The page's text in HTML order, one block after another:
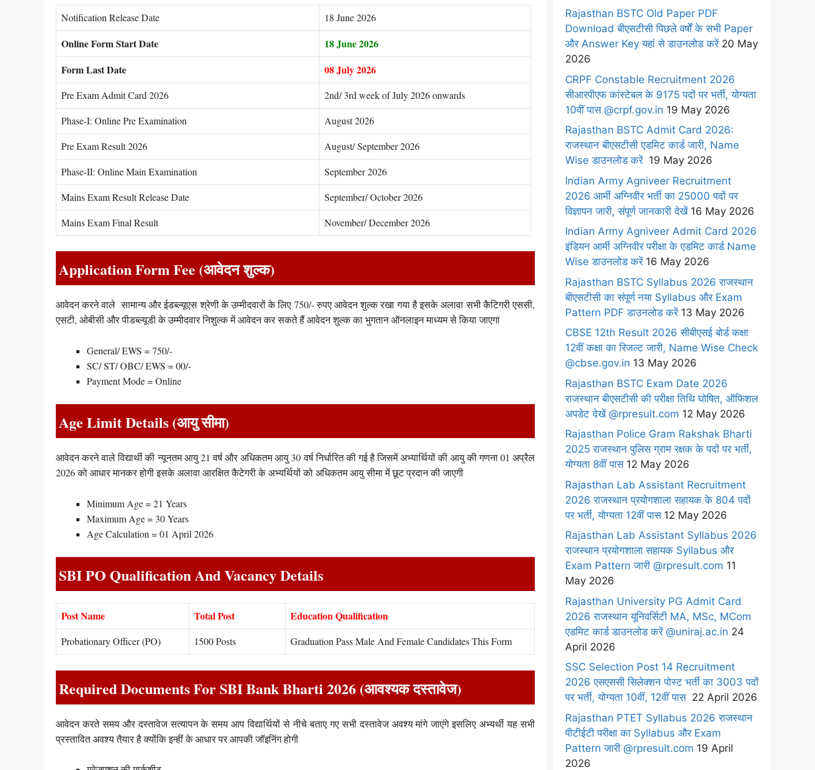
Notification Release Date 18 June 2026
Online Form Start Date
18 June 2026
Form Last Date
08 July 2026
Pre Exam Admit Card 2026
2nd/ 3rd week of July 2026 onwards
Phase-I: Online Pre Examination
August 2026
Pre Exam Result 2026
August/ September 2026
Phase-II: Online Main Examination
September 2026
Mains Exam Result Release Date
September/ October 2026
Mains Exam Final Result
November/ December 2026
Application Form Fee (आवेदन शुल्क)
आवेदन करने वाले सामान्य और ईडब्ल्यूएस श्रेणी के उम्मीदवारों के लिए 750/- रुपए आवेदन शुल्क रखा गया है इसके अलावा सभी कैटिगरी एससी,
एसटी, ओबीसी और पीडब्ल्यूडी के उम्मीदवार निशुल्क में आवेदन कर सकते हैं आवेदन शुल्क का भुगतान ऑनलाइन माध्यम से किया जाएगा
General/ EWS = 750/-
SC/ ST/ OBC/ EWS = 00/-
Payment Mode = Online
Age Limit Details (आयु सीमा)
आवेदन करने वाले विद्यार्थी की न्यूनतम आयु 21 वर्ष और अधिकतम आयु 30 वर्ष निर्धारित की गई है जिसमें अभ्यार्थियों की आयु की गणना 01 अप्रैल
2026 को आधार मानकर होगी इसके अलावा आरक्षित कैटेगरी के अभ्यर्थियों को अधिकतम आयु सीमा में छूट प्रदान की जाएगी
Minimum Age = 21 Years
Maximum Age = 30 Years
Age Calculation = 01 April 2026
SBI PO Qualification And Vacancy Details
Post Name Total Post Education Qualification
Probationary Officer (PO) 1500 Posts Graduation Pass Male And Female Candidates This Form
Required Documents For SBI Bank Bharti 2026 (आवश्यक दस्तावेज)
आवेदन करते समय और दस्तावेज सत्यापन के समय आप विद्यार्थियों से नीचे बताए गए सभी दस्तावेज अवश्य मांगे जाएंगे इसलिए अभ्यर्थी यह सभी
प्रस्तावित अवश्य तैयार है क्योंकि इन्हीं के आधार पर आपकी जॉइनिंग होगी
Rajasthan BSTC Old Paper PDF
Download बीएसटीसी पिछले वर्षों के सभी Paper
और Answer Key यहां से डाउनलोड करें20 May
2026
CRPF Constable Recruitment 2026
सीआरपीएफ कांस्टेबल के 9175 पदों पर भर्ती, योग्यता
10वीं पास @crpf.gov.in 19 May 2026
Rajasthan BSTC Admit Card 2026:
राजस्थान बीएसटीसी एडमिट कार्ड जारी, Name
Wise डाउनलोड करें 19 May 2026
Indian Army Agniveer Recruitment
2026 आर्मी अग्निवीर भर्ती का 25000 पदों पर
विज्ञापन जारी, संपूर्ण जानकारी देखें16 May 2026
Indian Army Agniveer Admit Card 2026
इंडियन आर्मी अग्निवीर परीक्षा के एडमिट कार्ड Name
Wise डाउनलोड करें16 May 2026
Rajasthan BSTC Syllabus 2026 राजस्थान
बीएसटीसी का संपूर्ण नया Syllabus और Exam
Pattern PDF डाउनलोड करें13 May 2026
CBSE 12th Result 2026 सीबीएसई बोर्ड कक्षा
12वीं कक्षा का रिजल्ट जारी, Name Wise Check
@cbse.gov.in 13 May 2026
Rajasthan BSTC Exam Date 2026
राजस्थान बीएसटीसी की परीक्षा तिथि घोषित, ऑफिशल
अपडेट देखें @rpresult.com 12 May 2026
Rajasthan Police Gram Rakshak Bharti
2025 राजस्थान पुलिस ग्राम रक्षक के पदों पर भर्ती,
योग्यता 8वीं पास12 May 2026
Rajasthan Lab Assistant Recruitment
2026 राजस्थान प्रयोगशाला सहायक के 804 पदों
पर भर्ती, योग्यता 12वीं पास12 May 2026
Rajasthan Lab Assistant Syllabus 2026
राजस्थान प्रयोगशाला सहायक Syllabus और
Exam Pattern जारी @rpresult.com 11
May 2026
Rajasthan University PG Admit Card
2026 राजस्थान यूनिवर्सिटी MA, MSc, MCom
एडमिट कार्ड डाउनलोड करें @uniraj.ac.in 24
April 2026
SSC Selection Post 14 Recruitment
2026 एसएससी सिलेक्शन पोस्ट भर्ती का 3003 पदों
पर भर्ती, योग्यता 10वीं, 12वीं पास 22 April 2026
Rajasthan PTET Syllabus 2026 राजस्थान
पीटीईटी परीक्षा का Syllabus और Exam
Pattern जारी @rpresult.com 19 April
2026